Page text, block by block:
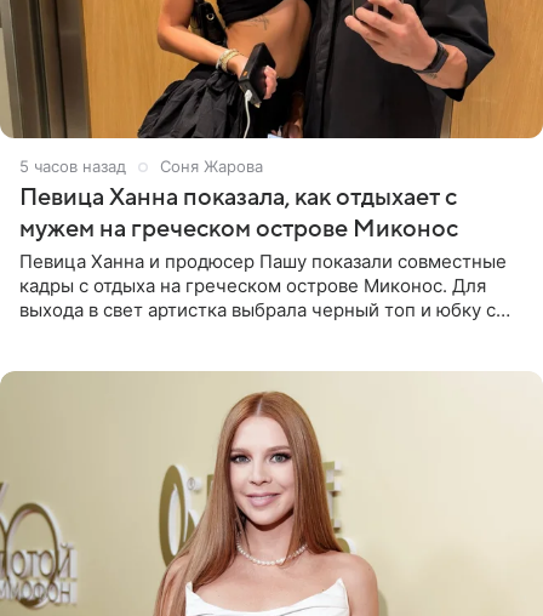
5 часов назад Соня Жарова
Певица Ханна показала, как отдыхает с
мужем на греческом острове Миконос
Певица Ханна и продюсер Пашу показали совместные
кадры с отдыха на греческом острове Миконос. Для
выхода в свет артистка выбрала черный топ и юбку с